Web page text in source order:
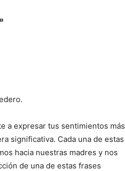
a expresar tus sentimientos más
significativa. Cada una de estas
hacia nuestras madres y nos
de una de estas frases